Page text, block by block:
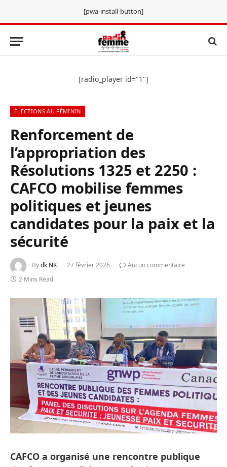
[pwa-install-button]
[radio_player id="1"]
ÉLECTIONS AU FÉMININ
Renforcement de
l’appropriation des
Résolutions 1325 et 2250 :
CAFCO mobilise femmes
politiques et jeunes
candidates pour la paix et la
sécurité
Bydk NK 27 février 2026
Aucun commentaire
2 Mins Read
CAFCO a organisé une rencontre publique